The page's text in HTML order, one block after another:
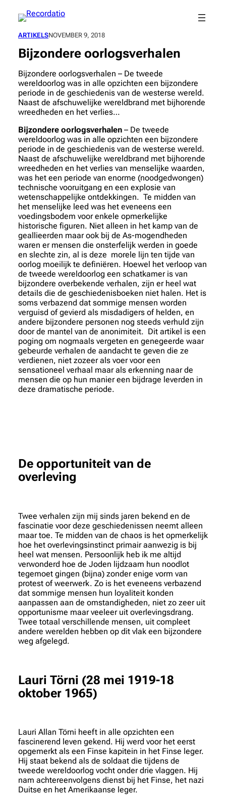
naar
inhoudARTIKELSNOVEMBER 9, 2018
Bijzondere oorlogsverhalen
Bijzondere oorlogsverhalen – De tweede
wereldoorlog was in alle opzichten een bijzondere
periode in de geschiedenis van de westerse wereld.
Naast de afschuwelijke wereldbrand met bijhorende
wreedheden en het verlies…
Bijzondere oorlogsverhalen – De tweede
wereldoorlog was in alle opzichten een bijzondere
periode in de geschiedenis van de westerse wereld.
Naast de afschuwelijke wereldbrand met bijhorende
wreedheden en het verlies van menselijke waarden,
was het een periode van enorme (noodgedwongen)
technische vooruitgang en een explosie van
wetenschappelijke ontdekkingen. Te midden van
het menselijke leed was het eveneens een
voedingsbodem voor enkele opmerkelijke
historische figuren. Niet alleen in het kamp van de
geallieerden maar ook bij de As-mogendheden
waren er mensen die onsterfelijk werden in goede
en slechte zin, al is deze morele lijn ten tijde van
oorlog moeilijk te definiëren. Hoewel het verloop van
de tweede wereldoorlog een schatkamer is van
bijzondere overbekende verhalen, zijn er heel wat
details die de geschiedenisboeken niet halen. Het is
soms verbazend dat sommige mensen worden
verguisd of gevierd als misdadigers of helden, en
andere bijzondere personen nog steeds verhuld zijn
door de mantel van de anonimiteit. Dit artikel is een
poging om nogmaals vergeten en genegeerde waar
gebeurde verhalen de aandacht te geven die ze
verdienen, niet zozeer als voer voor een
sensationeel verhaal maar als erkenning naar de
mensen die op hun manier een bijdrage leverden in
deze dramatische periode.
De opportuniteit van de
overleving
Twee verhalen zijn mij sinds jaren bekend en de
fascinatie voor deze geschiedenissen neemt alleen
maar toe. Te midden van de chaos is het opmerkelijk
hoe het overlevingsinstinct primair aanwezig is bij
heel wat mensen. Persoonlijk heb ik me altijd
verwonderd hoe de Joden lijdzaam hun noodlot
tegemoet gingen (bijna) zonder enige vorm van
protest of weerwerk. Zo is het eveneens verbazend
dat sommige mensen hun loyaliteit konden
aanpassen aan de omstandigheden, niet zo zeer uit
opportunisme maar veeleer uit overlevingsdrang.
Twee totaal verschillende mensen, uit compleet
andere werelden hebben op dit vlak een bijzondere
weg afgelegd.
Lauri Törni (28 mei 1919-18
oktober 1965)
Lauri Allan Törni heeft in alle opzichten een
fascinerend leven gekend. Hij werd voor het eerst
opgemerkt als een Finse kapitein in het Finse leger.
Hij staat bekend als de soldaat die tijdens de
tweede wereldoorlog vocht onder drie vlaggen. Hij
nam achtereenvolgens dienst bij het Finse, het nazi
Duitse en het Amerikaanse leger.